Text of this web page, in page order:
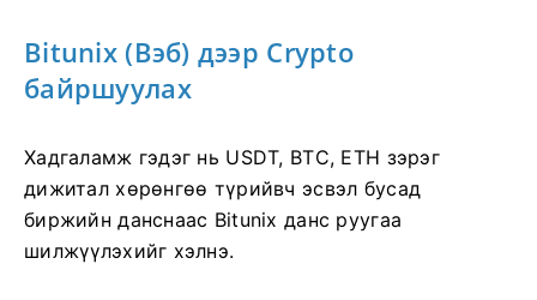
Bitunix (Вэб) дээр Crypto
байршуулах
Хадгаламж гэдэг нь USDT, BTC, ETH зэрэг
дижитал хөрөнгөө түрийвч эсвэл бусад
биржийн данснаас Bitunix данс руугаа
шилжүүлэхийг хэлнэ.